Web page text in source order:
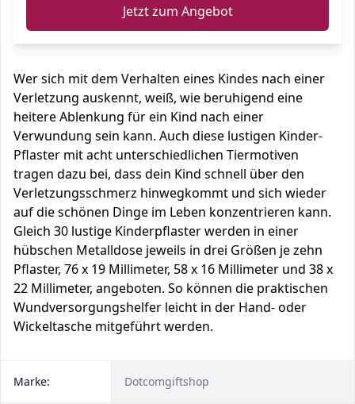
Jetzt zum Angebot
Wer sich mit dem Verhalten eines Kindes nach einer
Verletzung auskennt, weiß, wie beruhigend eine
heitere Ablenkung für ein Kind nach einer
Verwundung sein kann. Auch diese lustigen Kinder-
Pflaster mit acht unterschiedlichen Tiermotiven
tragen dazu bei, dass dein Kind schnell über den
Verletzungsschmerz hinwegkommt und sich wieder
auf die schönen Dinge im Leben konzentrieren kann.
Gleich 30 lustige Kinderpflaster werden in einer
hübschen Metalldose jeweils in drei Größen je zehn
Pflaster, 76 x 19 Millimeter, 58 x 16 Millimeter und 38 x
22 Millimeter, angeboten. So können die praktischen
Wundversorgungshelfer leicht in der Hand- oder
Wickeltasche mitgeführt werden.
Marke: Dotcomgiftshop